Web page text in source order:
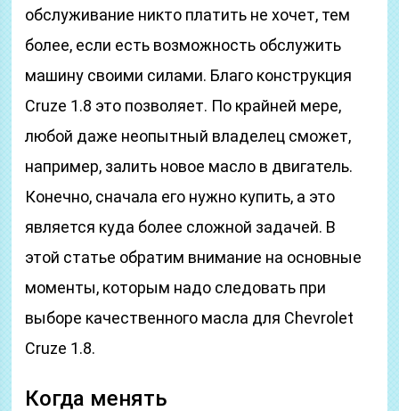
обслуживание никто платить не хочет, тем
более, если есть возможность обслужить
машину своими силами. Благо конструкция
Cruze 1.8 это позволяет. По крайней мере,
любой даже неопытный владелец сможет,
например, залить новое масло в двигатель.
Конечно, сначала его нужно купить, а это
является куда более сложной задачей. В
этой статье обратим внимание на основные
моменты, которым надо следовать при
выборе качественного масла для Chevrolet
Cruze 1.8.
Когда менять